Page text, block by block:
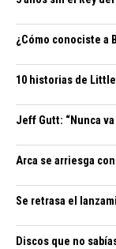
¿Cómo conociste a
10 historias de Little
Jeff Gutt: “Nunca
Arca se arriesga
Se retrasa el
Discos que no